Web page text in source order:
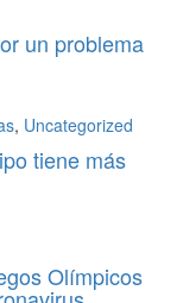
un problema
, Uncategorized
tiene más
Olímpicos